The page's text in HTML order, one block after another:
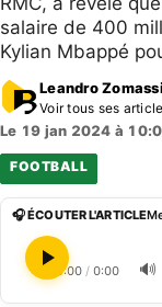
salaire de 400
Kylian Mbappé
Leandro Zomassi
Voir tous ses
Le 19 jan 2024 à
FOOTBALL
🎧 ÉCOUTER L'ARTICLE
0:00 / 0:00 🔊